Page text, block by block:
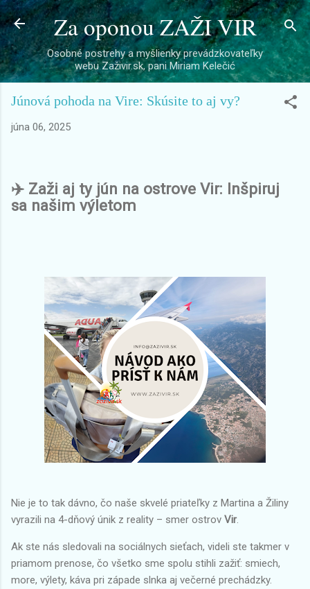
Preskočiť na hlavný obsah
Za oponou ZAŽI VIR
Osobné postrehy a myšlienky prevádzkovateľky
webu Zaživir.sk, pani Miriam Kelečić
Júnová pohoda na Vire: Skúsite to aj vy?
júna 06, 2025
✈️ Zaži aj ty jún na ostrove Vir: Inšpiruj
sa našim výletom
Nie je to tak dávno, čo naše skvelé priateľky z Martina a Žiliny
vyrazili na 4-dňový únik z reality – smer ostrov Vir.
Ak ste nás sledovali na sociálnych sieťach, videli ste takmer v
priamom prenose, čo všetko sme spolu stihli zažiť: smiech,
more, výlety, káva pri západe slnka aj večerné prechádzky.